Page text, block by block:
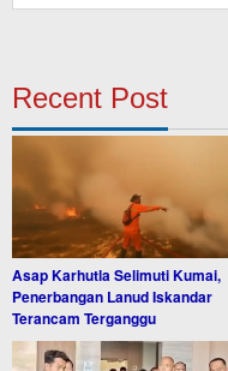
Recent Post
Asap Karhutla Selimuti Kumai,
Penerbangan Lanud Iskandar
Terancam Terganggu